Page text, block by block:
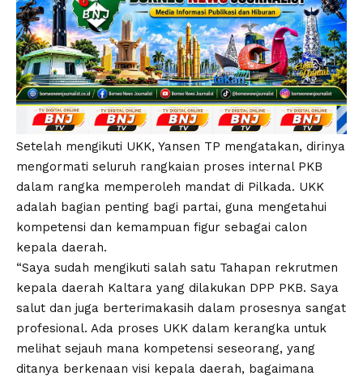
Setelah mengikuti UKK, Yansen TP mengatakan, dirinya
mengormati seluruh rangkaian proses internal PKB
dalam rangka memperoleh mandat di Pilkada. UKK
adalah bagian penting bagi partai, guna mengetahui
kompetensi dan kemampuan figur sebagai calon
kepala daerah.
“Saya sudah mengikuti salah satu Tahapan rekrutmen
kepala daerah Kaltara yang dilakukan DPP PKB. Saya
salut dan juga berterimakasih dalam prosesnya sangat
profesional. Ada proses UKK dalam kerangka untuk
melihat sejauh mana kompetensi seseorang, yang
ditanya berkenaan visi kepala daerah, bagaimana